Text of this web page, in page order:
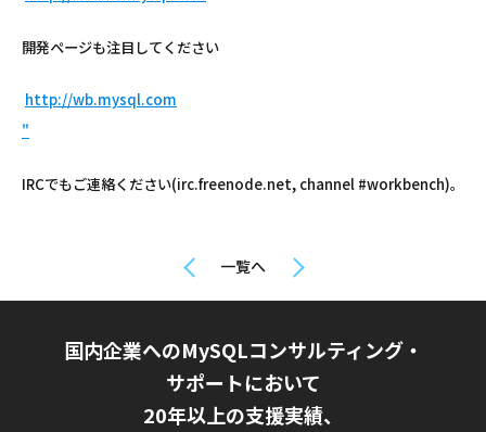
開発ページも注目してください
http://wb.mysql.com
"
IRCでもご連絡ください(irc.freenode.net, channel #workbench)。
一覧へ
国内企業へのMySQLコンサルティング・
サポートにおいて
20年以上の支援実績、